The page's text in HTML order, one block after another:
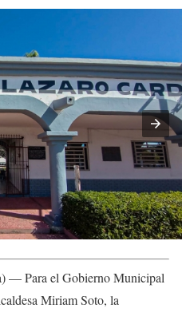
— Para el Gobierno Municipal
Miriam Soto, la